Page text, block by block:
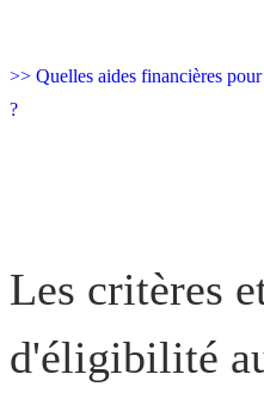
>> Quelles aides financières
?
Les critères
d'éligibilité